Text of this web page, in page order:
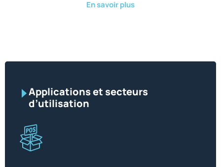
En savoir plus
Applications et secteurs
d’utilisation